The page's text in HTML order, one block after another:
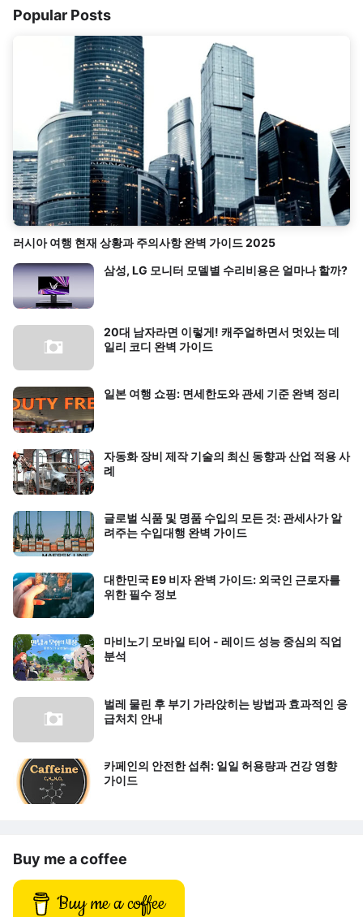
Popular Posts
러시아 여행 현재 상황과 주의사항 완벽 가이드 2025
삼성, LG 모니터 모델별 수리비용은 얼마나 할까?
20대 남자라면 이렇게! 캐주얼하면서 멋있는 데
일리 코디 완벽 가이드
일본 여행 쇼핑: 면세한도와 관세 기준 완벽 정리
자동화 장비 제작 기술의 최신 동향과 산업 적용 사
례
글로벌 식품 및 명품 수입의 모든 것: 관세사가 알
려주는 수입대행 완벽 가이드
대한민국 E9 비자 완벽 가이드: 외국인 근로자를
위한 필수 정보
마비노기 모바일 티어 - 레이드 성능 중심의 직업
분석
벌레 물린 후 부기 가라앉히는 방법과 효과적인 응
급처치 안내
카페인의 안전한 섭취: 일일 허용량과 건강 영향
가이드
Buy me a coffee
Buy me a coffee